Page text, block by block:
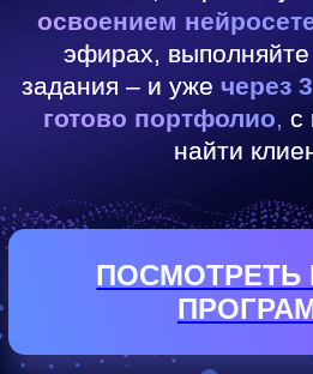
Бонусы
🎁 Урок по DeepSeek: инструмент,
Напишете пост для блога, даже
если вы никогда не писали
Придумаете рекламный текст,
который цепляет
Wildberries)
Практика